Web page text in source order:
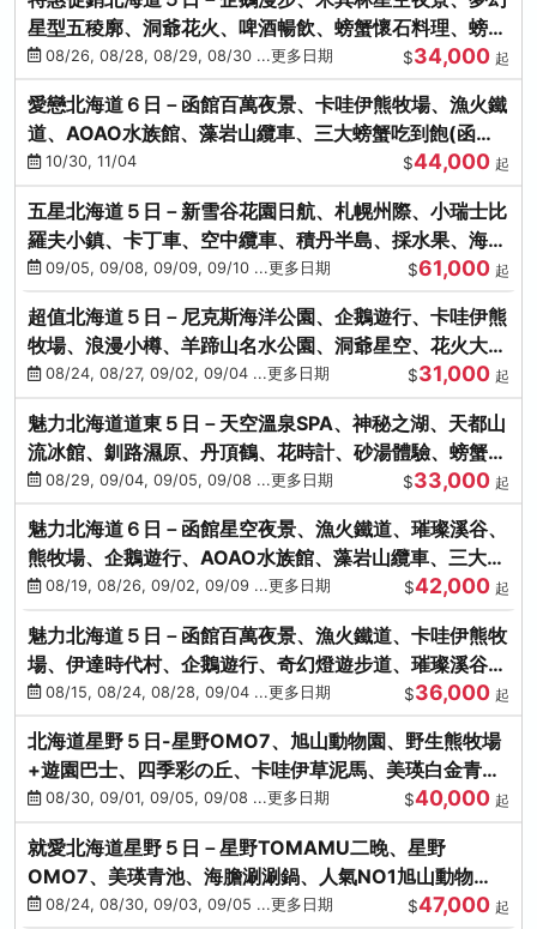
星型五稜廓、洞爺花火、啤酒暢飲、螃蟹懷石料理、螃蟹
吃到飽
08/26, 08/28, 08/29, 08/30 ...更多日期 $34,000 起
愛戀北海道６日－函館百萬夜景、卡哇伊熊牧場、漁火鐵
道、AOAO水族館、藻岩山纜車、三大螃蟹吃到飽(函館/
千歲)
10/30, 11/04 $44,000 起
五星北海道５日－新雪谷花園日航、札幌州際、小瑞士比
羅夫小鎮、卡丁車、空中纜車、積丹半島、採水果、海鮮
和牛螃蟹放題
09/05, 09/08, 09/09, 09/10 ...更多日期 $61,000 起
超值北海道５日－尼克斯海洋公園、企鵝遊行、卡哇伊熊
牧場、浪漫小樽、羊蹄山名水公園、洞爺星空、花火大
會、螃蟹懷石料理
08/24, 08/27, 09/02, 09/04 ...更多日期 $31,000 起
魅力北海道道東５日－天空溫泉SPA、神秘之湖、天都山
流冰館、釧路濕原、丹頂鶴、花時計、砂湯體驗、螃蟹吃
到飽08/29, 09/04, 09/05, 09/08 ...更多日期 $33,000 起
魅力北海道６日－函館星空夜景、漁火鐵道、璀璨溪谷、
熊牧場、企鵝遊行、AOAO水族館、藻岩山纜車、三大螃
蟹吃到飽
08/19, 08/26, 09/02, 09/09 ...更多日期 $42,000 起
魅力北海道５日－函館百萬夜景、漁火鐵道、卡哇伊熊牧
場、伊達時代村、企鵝遊行、奇幻燈遊步道、璀璨溪谷、
人氣NO1小丑漢堡
08/15, 08/24, 08/28, 09/04 ...更多日期 $36,000 起
北海道星野５日-星野OMO7、旭山動物園、野生熊牧場
+遊園巴士、四季彩の丘、卡哇伊草泥馬、美瑛白金青
池、螃蟹吃到飽
08/30, 09/01, 09/05, 09/08 ...更多日期 $40,000 起
就愛北海道星野５日－星野TOMAMU二晚、星野
OMO7、美瑛青池、海膽涮涮鍋、人氣NO1旭山動物
園、海鮮和牛螃蟹吃到飽
08/24, 08/30, 09/03, 09/05 ...更多日期 $47,000 起